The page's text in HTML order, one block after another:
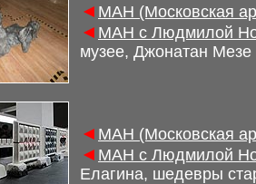
◄ МАН (Московская
◄ МАН с Людмилой
музее, Джонатан
◄ МАН (Московская
◄ МАН с Людмилой
Елагина, шедевры